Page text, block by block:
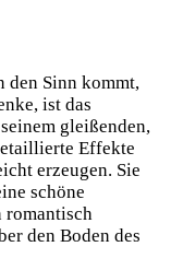
den Sinn kommt,
ist das
gleißenden,
Effekte
erzeugen. Sie
schöne
romantisch
den Boden des